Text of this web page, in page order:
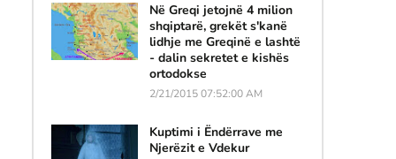
Në Greqi jetojnë 4 milion
shqiptarë, grekët s'kanë
lidhje me Greqinë e lashtë
- dalin sekretet e kishës
ortodokse
2/21/2015 07:52:00 AM
Kuptimi i Ëndërrave me
Njerëzit e Vdekur